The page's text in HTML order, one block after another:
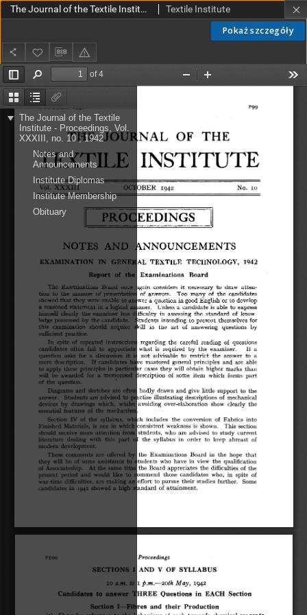
Pokaż szczegóły
The Journal of the Textile Institute - Proceedings Vol. XXXIII no. 10 (1942) Textile Institute